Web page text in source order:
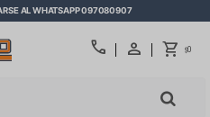
AL WHATSAPP 097080907
call $0